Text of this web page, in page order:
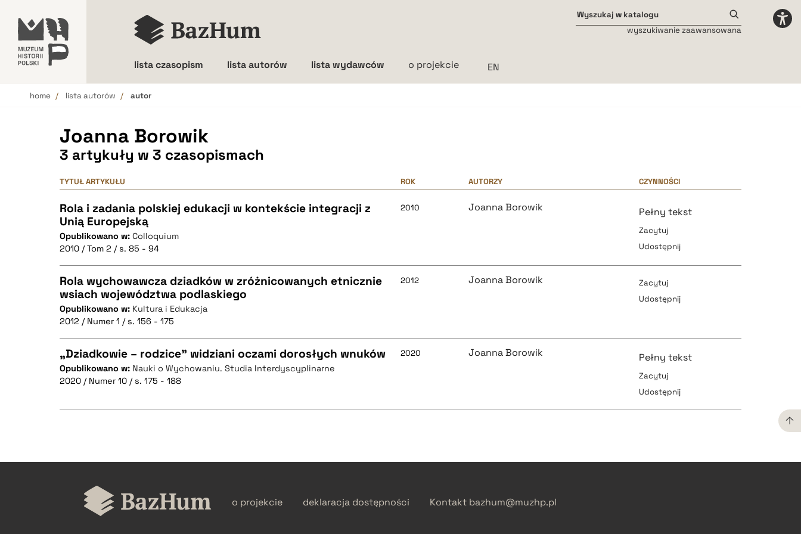
lista czasopism lista autorów lista wydawców o projekcie
wyszukiwanie zaawansowana
home lista autorów autor
Joanna Borowik
3 artykuły w 3 czasopismach
TYTUŁ ARTYKUŁU ROK AUTORZY CZYNNOŚCI
Rola i zadania polskiej edukacji w kontekście integracji z
Unią Europejską
Opublikowano w: Colloquium
2010 / Tom 2 / s. 85 - 94
2010 Joanna Borowik Pełny tekst
Zacytuj
Udostępnij
CZYSTY TEKST
pobierz cytat
BIBTEX
Rola wychowawcza dziadków w zróżnicowanych etnicznie
wsiach województwa podlaskiego
Opublikowano w: Kultura i Edukacja
2012 / Numer 1 / s. 156 - 175
2012 Joanna Borowik
Zacytuj
Udostępnij
CZYSTY TEKST
pobierz cytat
„Dziadkowie – rodzice” widziani oczami dorosłych wnuków
Opublikowano w: Nauki o Wychowaniu. Studia Interdyscyplinarne
2020 / Numer 10 / s. 175 - 188
2020 Joanna Borowik Pełny tekst
Zacytuj
Udostępnij
o projekcie deklaracja dostępności Kontakt bazhum@muzhp.pl